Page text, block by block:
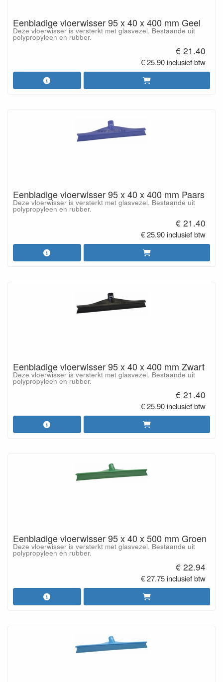
Eenbladige vloerwisser 95 x 40 x 400 mm Geel
Deze vloerwisser is versterkt met glasvezel. Bestaande uit
polypropyleen en rubber.
€ 21.40
€ 25.90 inclusief btw
Eenbladige vloerwisser 95 x 40 x 400 mm Paars
Deze vloerwisser is versterkt met glasvezel. Bestaande uit
polypropyleen en rubber.
€ 21.40
€ 25.90 inclusief btw
Eenbladige vloerwisser 95 x 40 x 400 mm Zwart
Deze vloerwisser is versterkt met glasvezel. Bestaande uit
polypropyleen en rubber.
€ 21.40
€ 25.90 inclusief btw
Eenbladige vloerwisser 95 x 40 x 500 mm Groen
Deze vloerwisser is versterkt met glasvezel. Bestaande uit
polypropyleen en rubber.
€ 22.94
€ 27.75 inclusief btw